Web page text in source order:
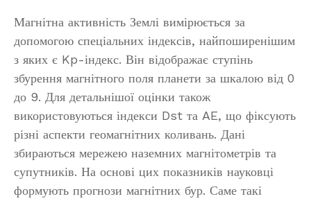
Магнітна активність Землі вимірюється за
допомогою спеціальних індексів, найпоширенішим
з яких є Kp-індекс. Він відображає ступінь
збурення магнітного поля планети за шкалою від 0
до 9. Для детальнішої оцінки також
використовуються індекси Dst та AE, що фіксують
різні аспекти геомагнітних коливань. Дані
збираються мережею наземних магнітометрів та
супутників. На основі цих показників науковці
формують прогнози магнітних бур. Саме такі